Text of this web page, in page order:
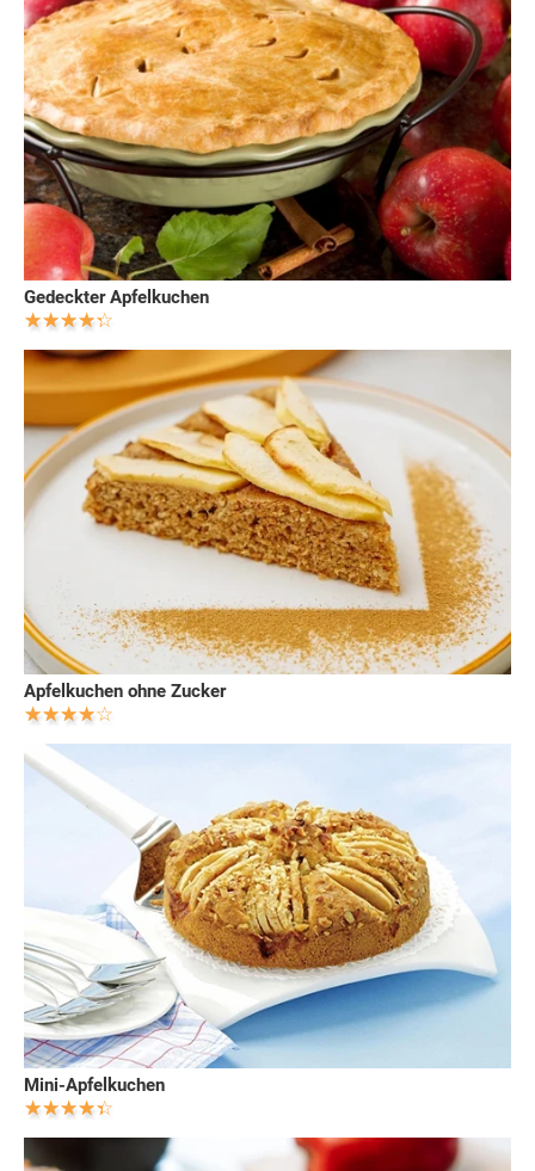
Gedeckter Apfelkuchen
Apfelkuchen ohne Zucker
Mini-Apfelkuchen